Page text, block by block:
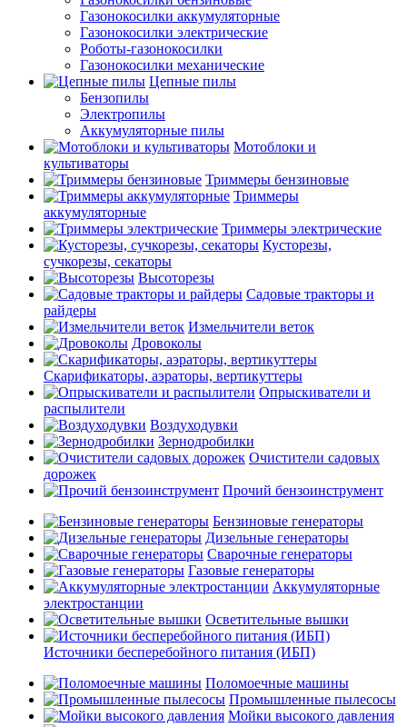
Газонокосилки аккумуляторные
Газонокосилки электрические
Роботы-газонокосилки
Газонокосилки механические
Цепные пилы
Бензопилы
Электропилы
Аккумуляторные пилы
Мотоблоки и
культиваторы
Триммеры бензиновые
Триммеры
аккумуляторные
Триммеры электрические
Кусторезы,
сучкорезы, секаторы
Высоторезы
Садовые тракторы и
райдеры
Измельчители веток
Дровоколы
Скарификаторы, аэраторы, вертикуттеры
Опрыскиватели и
распылители
Воздуходувки
Зернодробилки
Очистители садовых
дорожек
Прочий бензоинструмент
Бензиновые генераторы
Дизельные генераторы
Сварочные генераторы
Газовые генераторы
Аккумуляторные
электростанции
Осветительные вышки
Источники бесперебойного питания (ИБП)
Поломоечные машины
Промышленные пылесосы
Мойки высокого давления